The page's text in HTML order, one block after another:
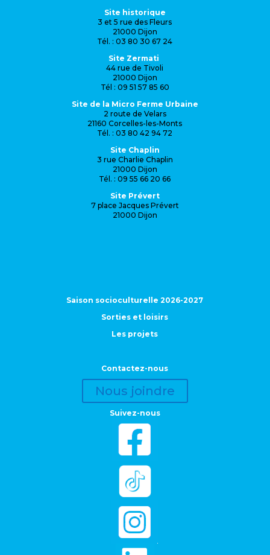
Site historique
3 et 5 rue des Fleurs
21000 Dijon
Tél. : 03 80 30 67 24
Site Zermati
44 rue de Tivoli
21000 Dijon
Tél : 09 51 57 85 60
Site de la Micro Ferme Urbaine
2 route de Velars
21160 Corcelles-les-Monts
Tél. : 03 80 42 94 72
Site Chaplin
3 rue Charlie Chaplin
21000 Dijon
Tél. : 09 55 66 20 66
Site Prévert
7 place Jacques Prévert
21000 Dijon
Saison socioculturelle 2026-2027
Sorties et loisirs
Les projets
Contactez-nous
Nous joindre
Suivez-nous